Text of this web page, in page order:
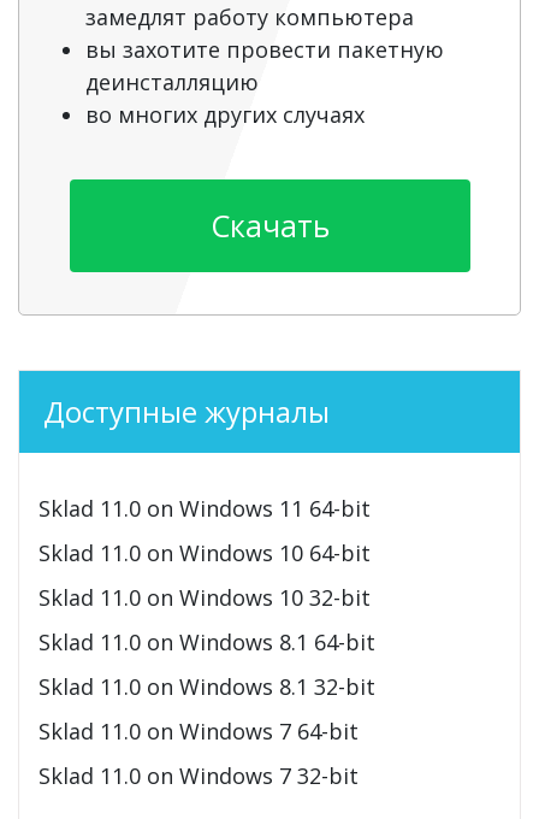
замедлят работу компьютера
вы захотите провести пакетную
деинсталляцию
во многих других случаях
Скачать
Доступные журналы
Sklad 11.0 on Windows 11 64-bit
Sklad 11.0 on Windows 10 64-bit
Sklad 11.0 on Windows 10 32-bit
Sklad 11.0 on Windows 8.1 64-bit
Sklad 11.0 on Windows 8.1 32-bit
Sklad 11.0 on Windows 7 64-bit
Sklad 11.0 on Windows 7 32-bit